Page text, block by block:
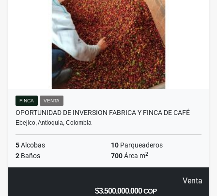
FINCA VENTA
OPORTUNIDAD DE INVERSION FABRICA Y FINCA DE CAFÉ
Ebejico, Antioquia, Colombia
5Alcobas 10 Parqueaderos
2 Baños 700Área m2
Venta
$3.500.000.000COP